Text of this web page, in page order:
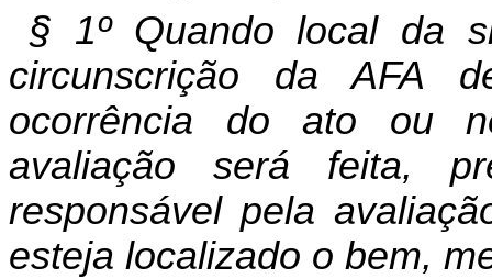
§ 1º Quando local da
circunscrição da AFA
ocorrência do ato ou
avaliação será feita,
responsável pela
esteja localizado o bem,